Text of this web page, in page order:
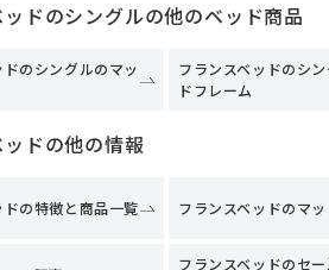
ドのシングルの他のベッド商品
のシングルのマッ
フランスベッドのシ
ドフレーム
ドの他の情報
ドの特徴と商品一覧 フランスベッドのマッ
フランスベッドのセ